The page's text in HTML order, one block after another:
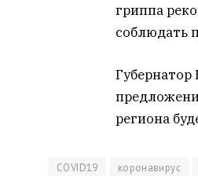
гриппа
соблюдать
региона
COVID19 коронавирус